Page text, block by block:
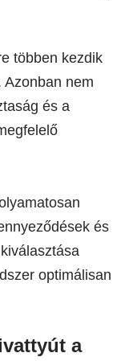
többen kezdik
nem
és a
és
optimálisan
a